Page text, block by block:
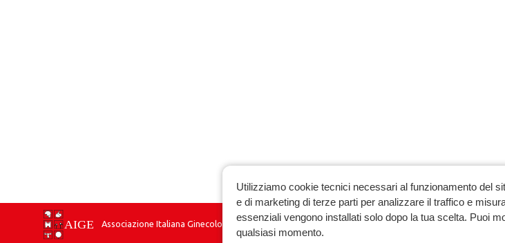
Associazione Italiana Ginecologia Endocrinologica
Utilizziamo cookie tecnici necessari al funzionamento del
e di marketing di terze parti per analizzare il traffico e
essenziali vengono installati solo dopo la tua scelta. Puoi
qualsiasi momento.